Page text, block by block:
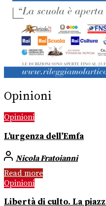
Opinioni
Opinioni
L’urgenza dell’Emfa
Nicola Fratoianni
Read more
Opinioni
Libertà di culto. La